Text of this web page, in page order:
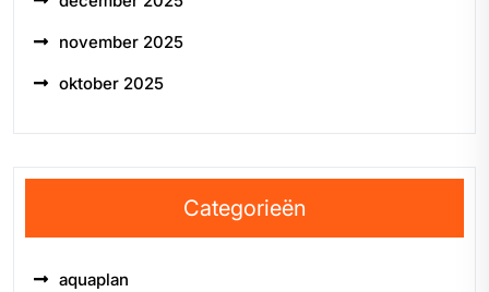
november 2025
oktober 2025
Categorieën
aquaplan